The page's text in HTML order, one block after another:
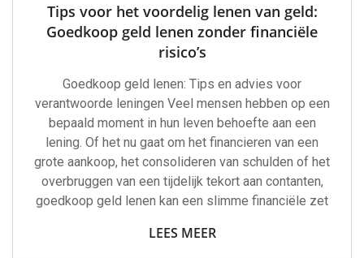
Tips voor het voordelig lenen van geld:
Goedkoop geld lenen zonder financiële
risico’s
Goedkoop geld lenen: Tips en advies voor
verantwoorde leningen Veel mensen hebben op een
bepaald moment in hun leven behoefte aan een
lening. Of het nu gaat om het financieren van een
grote aankoop, het consolideren van schulden of het
overbruggen van een tijdelijk tekort aan contanten,
goedkoop geld lenen kan een slimme financiële zet
LEES MEER